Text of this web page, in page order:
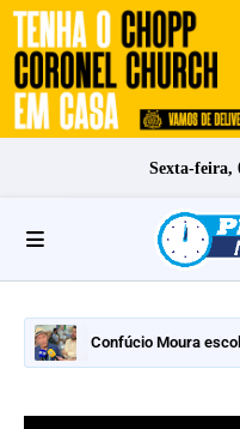
Sexta-feira,
Confúcio Moura